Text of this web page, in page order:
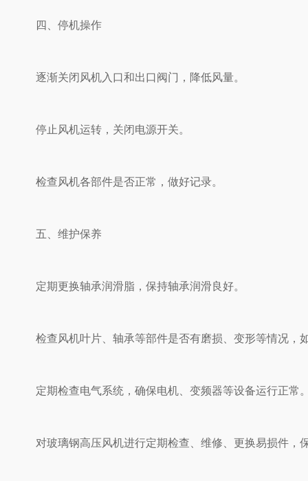
四、停机操作
逐渐关闭风机入口和出口阀门，降低风量。
停止风机运转，关闭电源开关。
检查风机各部件是否正常，做好记录。
五、维护保养
定期更换轴承润滑脂，保持轴承润滑良好。
检查风机叶片、轴承等部件是否有磨损、变形等情况，
定期检查电气系统，确保电机、变频器等设备运行正常
对玻璃钢高压风机进行定期检查、维修、更换易损件，